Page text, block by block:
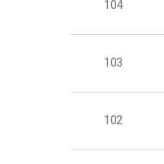
104
103
102